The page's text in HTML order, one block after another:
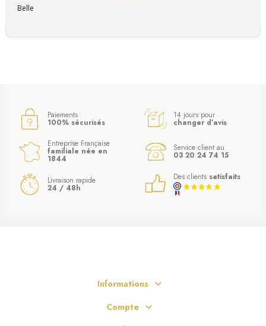
Belle
Paiements
100% sécurisés
14 jours pour
changer d’avis
Entreprise Française
familiale née en
1844
Service client au
03 20 24 74 15
Livraison rapide
24 / 48h
Des clients satisfaits
Informations
Compte